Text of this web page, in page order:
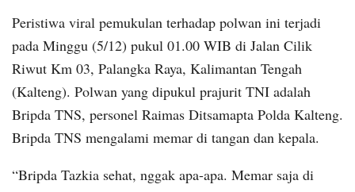
Peristiwa viral pemukulan terhadap polwan ini terjadi
pada Minggu (5/12) pukul 01.00 WIB di Jalan Cilik
Riwut Km 03, Palangka Raya, Kalimantan Tengah
(Kalteng). Polwan yang dipukul prajurit TNI adalah
Bripda TNS, personel Raimas Ditsamapta Polda Kalteng.
Bripda TNS mengalami memar di tangan dan kepala.
“Bripda Tazkia sehat, nggak apa-apa. Memar saja di